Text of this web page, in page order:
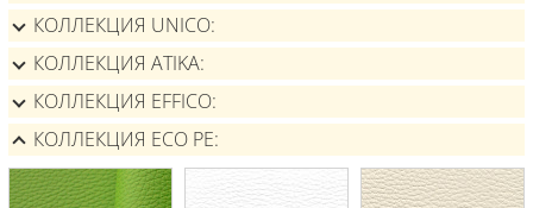
КОЛЛЕКЦИЯ UNICO
КОЛЛЕКЦИЯ ATIKA
КОЛЛЕКЦИЯ EFFICO
КОЛЛЕКЦИЯ ECO PE